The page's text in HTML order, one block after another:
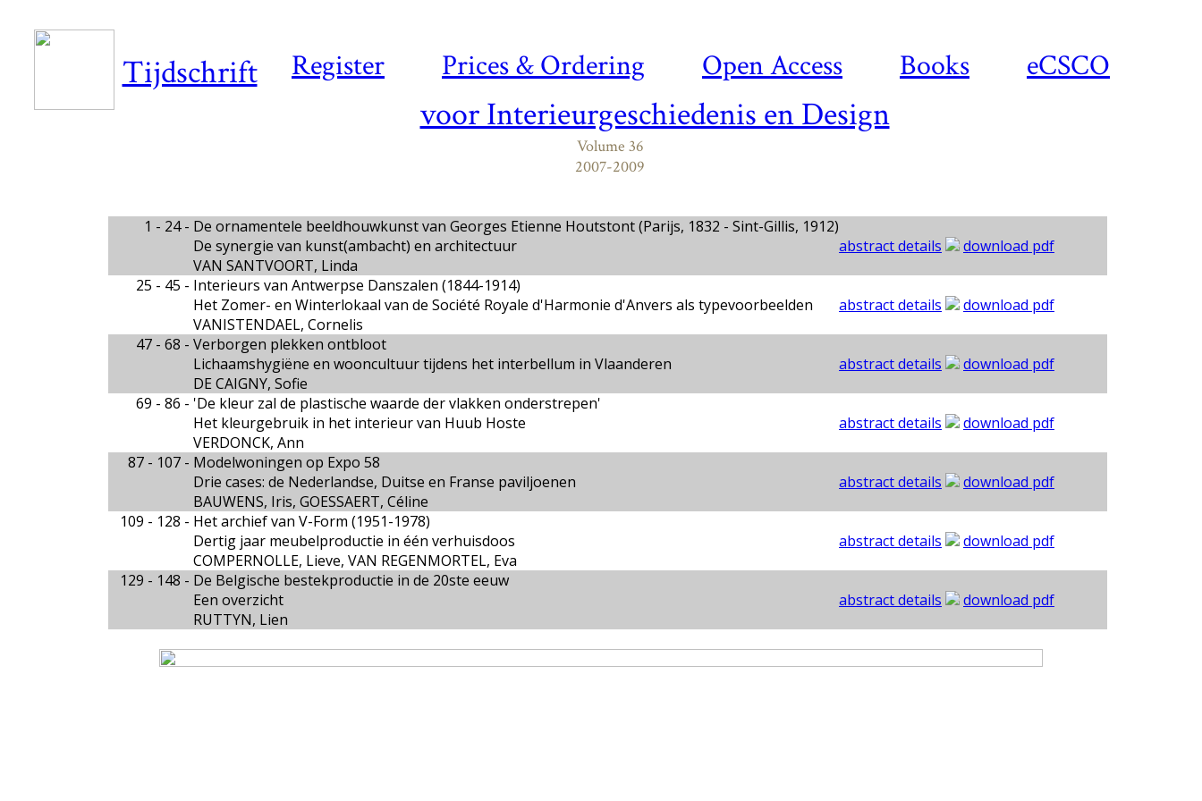
Register Prices & Ordering Open Access Books eCSCO
Tijdschrift
voor Interieurgeschiedenis en Design
Volume 36
2007-2009
1 - 24 - De ornamentele beeldhouwkunst van Georges Etienne Houtstont (Parijs, 1832 - Sint-Gillis, 1912)
De synergie van kunst(ambacht) en architectuur
VAN SANTVOORT, Linda
abstract details
download pdf
25 - 45 - Interieurs van Antwerpse Danszalen (1844-1914)
Het Zomer- en Winterlokaal van de Société Royale d'Harmonie d'Anvers als typevoorbeelden
VANISTENDAEL, Cornelis
abstract details
download pdf
47 - 68 - Verborgen plekken ontbloot
Lichaamshygiëne en wooncultuur tijdens het interbellum in Vlaanderen
DE CAIGNY, Sofie
abstract details
download pdf
69 - 86 - 'De kleur zal de plastische waarde der vlakken onderstrepen'
Het kleurgebruik in het interieur van Huub Hoste
VERDONCK, Ann
abstract details
download pdf
87 - 107 - Modelwoningen op Expo 58
Drie cases: de Nederlandse, Duitse en Franse paviljoenen
BAUWENS, Iris, GOESSAERT, Céline
abstract details
download pdf
109 - 128 - Het archief van V-Form (1951-1978)
Dertig jaar meubelproductie in één verhuisdoos
COMPERNOLLE, Lieve, VAN REGENMORTEL, Eva
abstract details
download pdf
129 - 148 - De Belgische bestekproductie in de 20ste eeuw
Een overzicht
RUTTYN, Lien
abstract details download pdf